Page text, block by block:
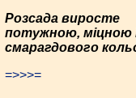
Розсада виросте
потужною, міцною
смарагдового
=>>>=